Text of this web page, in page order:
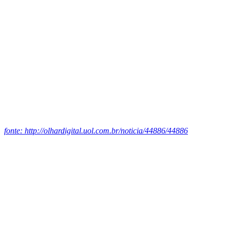
fonte: http://olhardigital.uol.com.br/noticia/44886/44886